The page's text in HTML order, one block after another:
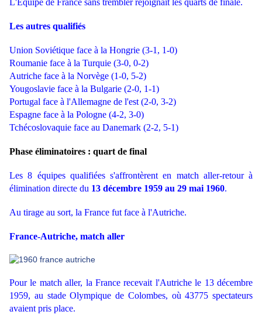
L'Équipe de France sans trembler rejoignait les quarts de finale.
Les autres qualifiés
Union Soviétique face à la Hongrie (3-1, 1-0)
Roumanie face à la Turquie (3-0, 0-2)
Autriche face à la Norvège (1-0, 5-2)
Yougoslavie face à la Bulgarie (2-0, 1-1)
Portugal face à l'Allemagne de l'est (2-0, 3-2)
Espagne face à la Pologne (4-2, 3-0)
Tchécoslovaquie face au Danemark (2-2, 5-1)
Phase éliminatoires : quart de final
Les 8 équipes qualifiées s'affrontèrent en match aller-retour à
élimination directe du 13 décembre 1959 au 29 mai 1960.
Au tirage au sort, la France fut face à l'Autriche.
France-Autriche, match aller
Pour le match aller, la France recevait l'Autriche le 13 décembre
1959, au stade Olympique de Colombes, où 43775 spectateurs
avaient pris place.